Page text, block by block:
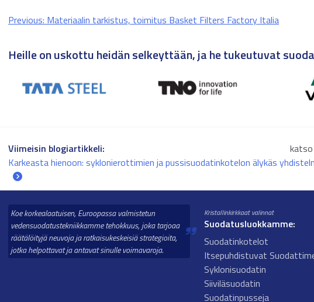
Artikkelien
Previous: Materiaalin tarkistus, toimitus Basket Filters Factory Italia
Heille on uskottu heidän selkeyttään, ja he tukeutuvat
Viimeisin blogiartikkeli:
katso
Karkeasta hienoon: syklonierottimien ja pussisuodatinkotelon älykäs
Koe korkealaatuisen, Euroopassa valmistetun
vedensuodatustekniikkamme tehokkuus, joka tarjoaa
räätälöityjä neuvoja ja ratkaisukeskeisiä strategioita,
jotka helpottavat ja antavat sinulle voimavaroja.
Kristallinkirkkaat valinnat
Suodatusluokkamme:
Suodatinkotelot
Itsepuhdistuvat
Syklonisuodatin
Siiviläsuodatin
Suodatinpusseja